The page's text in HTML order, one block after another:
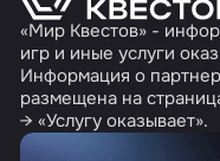
«Мир Квестов» -
игр и иные услуги
Информация о
размещена на
→ «Услугу оказывает».